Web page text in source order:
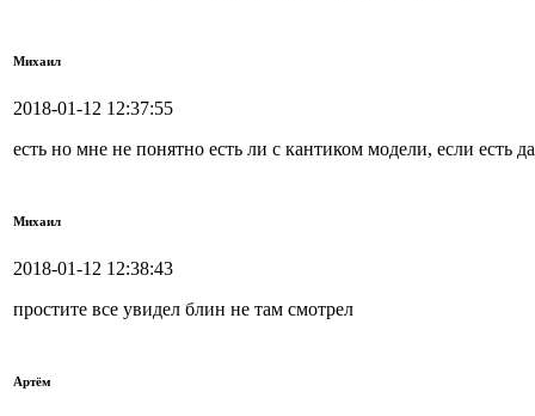
Михаил
2018-01-12 12:37:55
есть но мне не понятно есть ли с кантиком модели, если есть
Михаил
2018-01-12 12:38:43
простите все увидел блин не там смотрел
Артём